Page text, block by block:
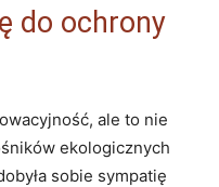
do ochrony
ale to nie
ekologicznych
sobie sympatię